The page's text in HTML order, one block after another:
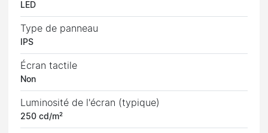
LED
Type de panneau
IPS
Écran tactile
Non
Luminosité de l'écran (typique)
250 cd/m²